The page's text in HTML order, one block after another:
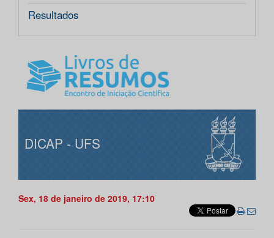
Resultados
DICAP - UFS
Sex, 18 de janeiro de 2019, 17:10